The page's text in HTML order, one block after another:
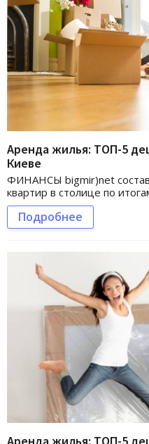
Аренда жилья: ТОП-5
Киеве
ФИНАНСЫ bigmir)net
квартир в столице по
Подробнее